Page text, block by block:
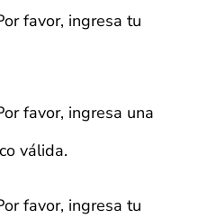
favor, ingresa tu
favor, ingresa una
válida.
favor, ingresa tu